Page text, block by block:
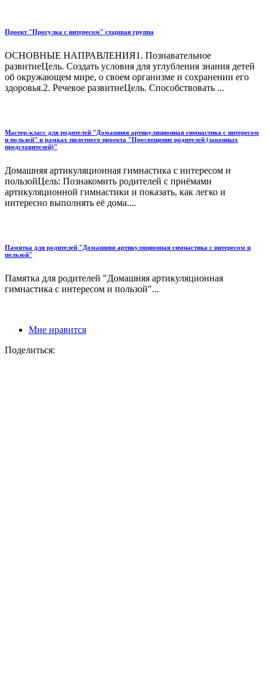
Проект "Прогулка с интересом" старшая группа
ОСНОВНЫЕ НАПРАВЛЕНИЯ1. Познавательное
развитиеЦель. Создать условия для углубления знания детей
об окружающем мире, о своем организме и сохранении его
здоровья.2. Речевое развитиеЦель. Способствовать ...
Мастер-класс для родителей "Домашняя артикуляционная гимнастика с интересом
и пользой" в рамках пилотного проекта "Просвещение родителей (законных
представителей)"
Домашняя артикуляционная гимнастика с интересом и
пользойЦель: Познакомить родителей с приёмами
артикуляционной гимнастики и показать, как легко и
интересно выполнять её дома....
Памятка для родителей "Домашняя артикуляционная гимнастика с интересом и
пользой"
Памятка для родителей "Домашняя артикуляционная
гимнастика с интересом и пользой"...
Мне нравится
Поделиться: